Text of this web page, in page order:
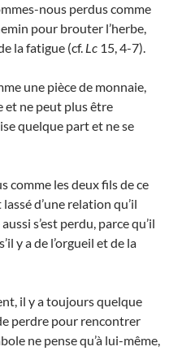
nous perdus comme
pour brouter l’herbe,
la fatigue (cf. Lc 15, 4-7).
une pièce de monnaie,
ne peut plus être
quelque part et ne se
comme les deux fils de ce
d’une relation qu’il
s’est perdu, parce qu’il
y a de l’orgueil et de la
il y a toujours quelque
perdre pour rencontrer
ne pense qu’à lui-même,